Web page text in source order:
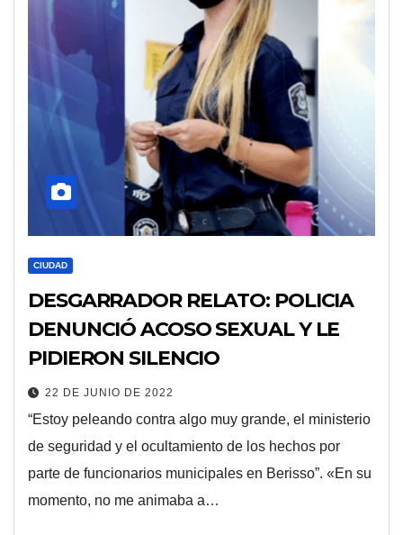
CIUDAD
DESGARRADOR RELATO: POLICIA
DENUNCIÓ ACOSO SEXUAL Y LE
PIDIERON SILENCIO
22 DE JUNIO DE 2022
“Estoy peleando contra algo muy grande, el ministerio
de seguridad y el ocultamiento de los hechos por
parte de funcionarios municipales en Berisso”. «En su
momento, no me animaba a…